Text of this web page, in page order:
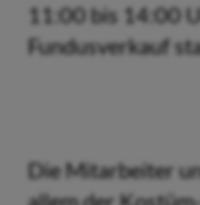
11:00 bis 14:00
Fundusverkauf
Die Mitarbeiter